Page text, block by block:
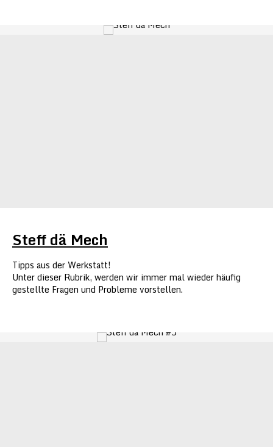
Steff dä Mech
Tipps aus der Werkstatt!
Unter dieser Rubrik, werden wir immer mal wieder häufig
gestellte Fragen und Probleme vorstellen.